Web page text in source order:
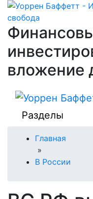
вложение
Разделы
Главная
»
В России